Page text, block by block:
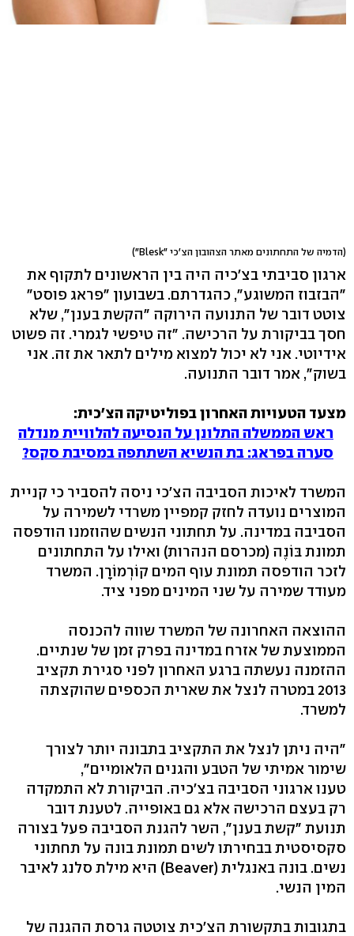
(הדמיה של התחתונים מאתר הצהובון הצ'כי "Blesk")
ארגון סביבתי בצ'כיה היה בין הראשונים לתקוף את
"הבזבוז המשוגע", כהגדרתם. בשבועון "פראג פוסט"
צוטט דובר של התנועה הירוקה "הקשת בענן", שלא
חסך בביקורת על הרכישה. "זה טיפשי לגמרי. זה פשוט
אידיוטי. אני לא יכול למצוא מילים לתאר את זה. אני
בשוק", אמר דובר התנועה.
מצעד הטעויות האחרון בפוליטיקה הצ'כית:
ראש הממשלה התלונן על הנסיעה להלוויית מנדלה
סערה בפראג: בת הנשיא השתתפה במסיבת סקס?
המשרד לאיכות הסביבה הצ'כי ניסה להסביר כי קניית
המוצרים נועדה לחזק קמפיין משרדי לשמירה על
הסביבה במדינה. על תחתוני הנשים שהוזמנו הודפסה
תמונת בּוֹנֶה (מכרסם הנהרות) ואילו על התחתונים
לזכר הודפסה תמונת עוף המים קוֹרְמוֹרָן. המשרד
מעודד שמירה על שני המינים מפני ציד.
ההוצאה האחרונה של המשרד שווה להכנסה
הממוצעת של אזרח במדינה בפרק זמן של שנתיים.
ההזמנה נעשתה ברגע האחרון לפני סגירת תקציב
2013 במטרה לנצל את שארית הכספים שהוקצתה
למשרד.
"היה ניתן לנצל את התקציב בתבונה יותר לצורך
שימור אמיתי של הטבע והגנים הלאומיים",
טענו ארגוני הסביבה בצ'כיה. הביקורת לא התמקדה
רק בעצם הרכישה אלא גם באופייה. לטענת דובר
תנועת "קשת בענן", השר להגנת הסביבה פעל בצורה
סקסיסטית בבחירתו לשים תמונת בונה על תחתוני
נשים. בונה באנגלית (Beaver) היא מילת סלנג לאיבר
המין הנשי.
בתגובות בתקשורת הצ'כית צוטטה גרסת ההגנה של